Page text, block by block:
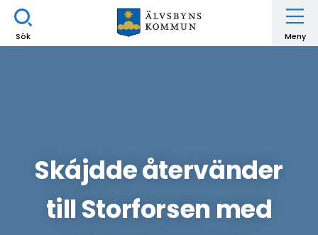
Sök Meny
Skájdde återvänder
till Storforsen med